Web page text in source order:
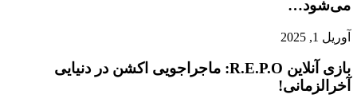
می‌شود…
آوریل 1, 2025
بازی آنلاین R.E.P.O: ماجراجویی اکشن در دنیایی
آخرالزمانی!